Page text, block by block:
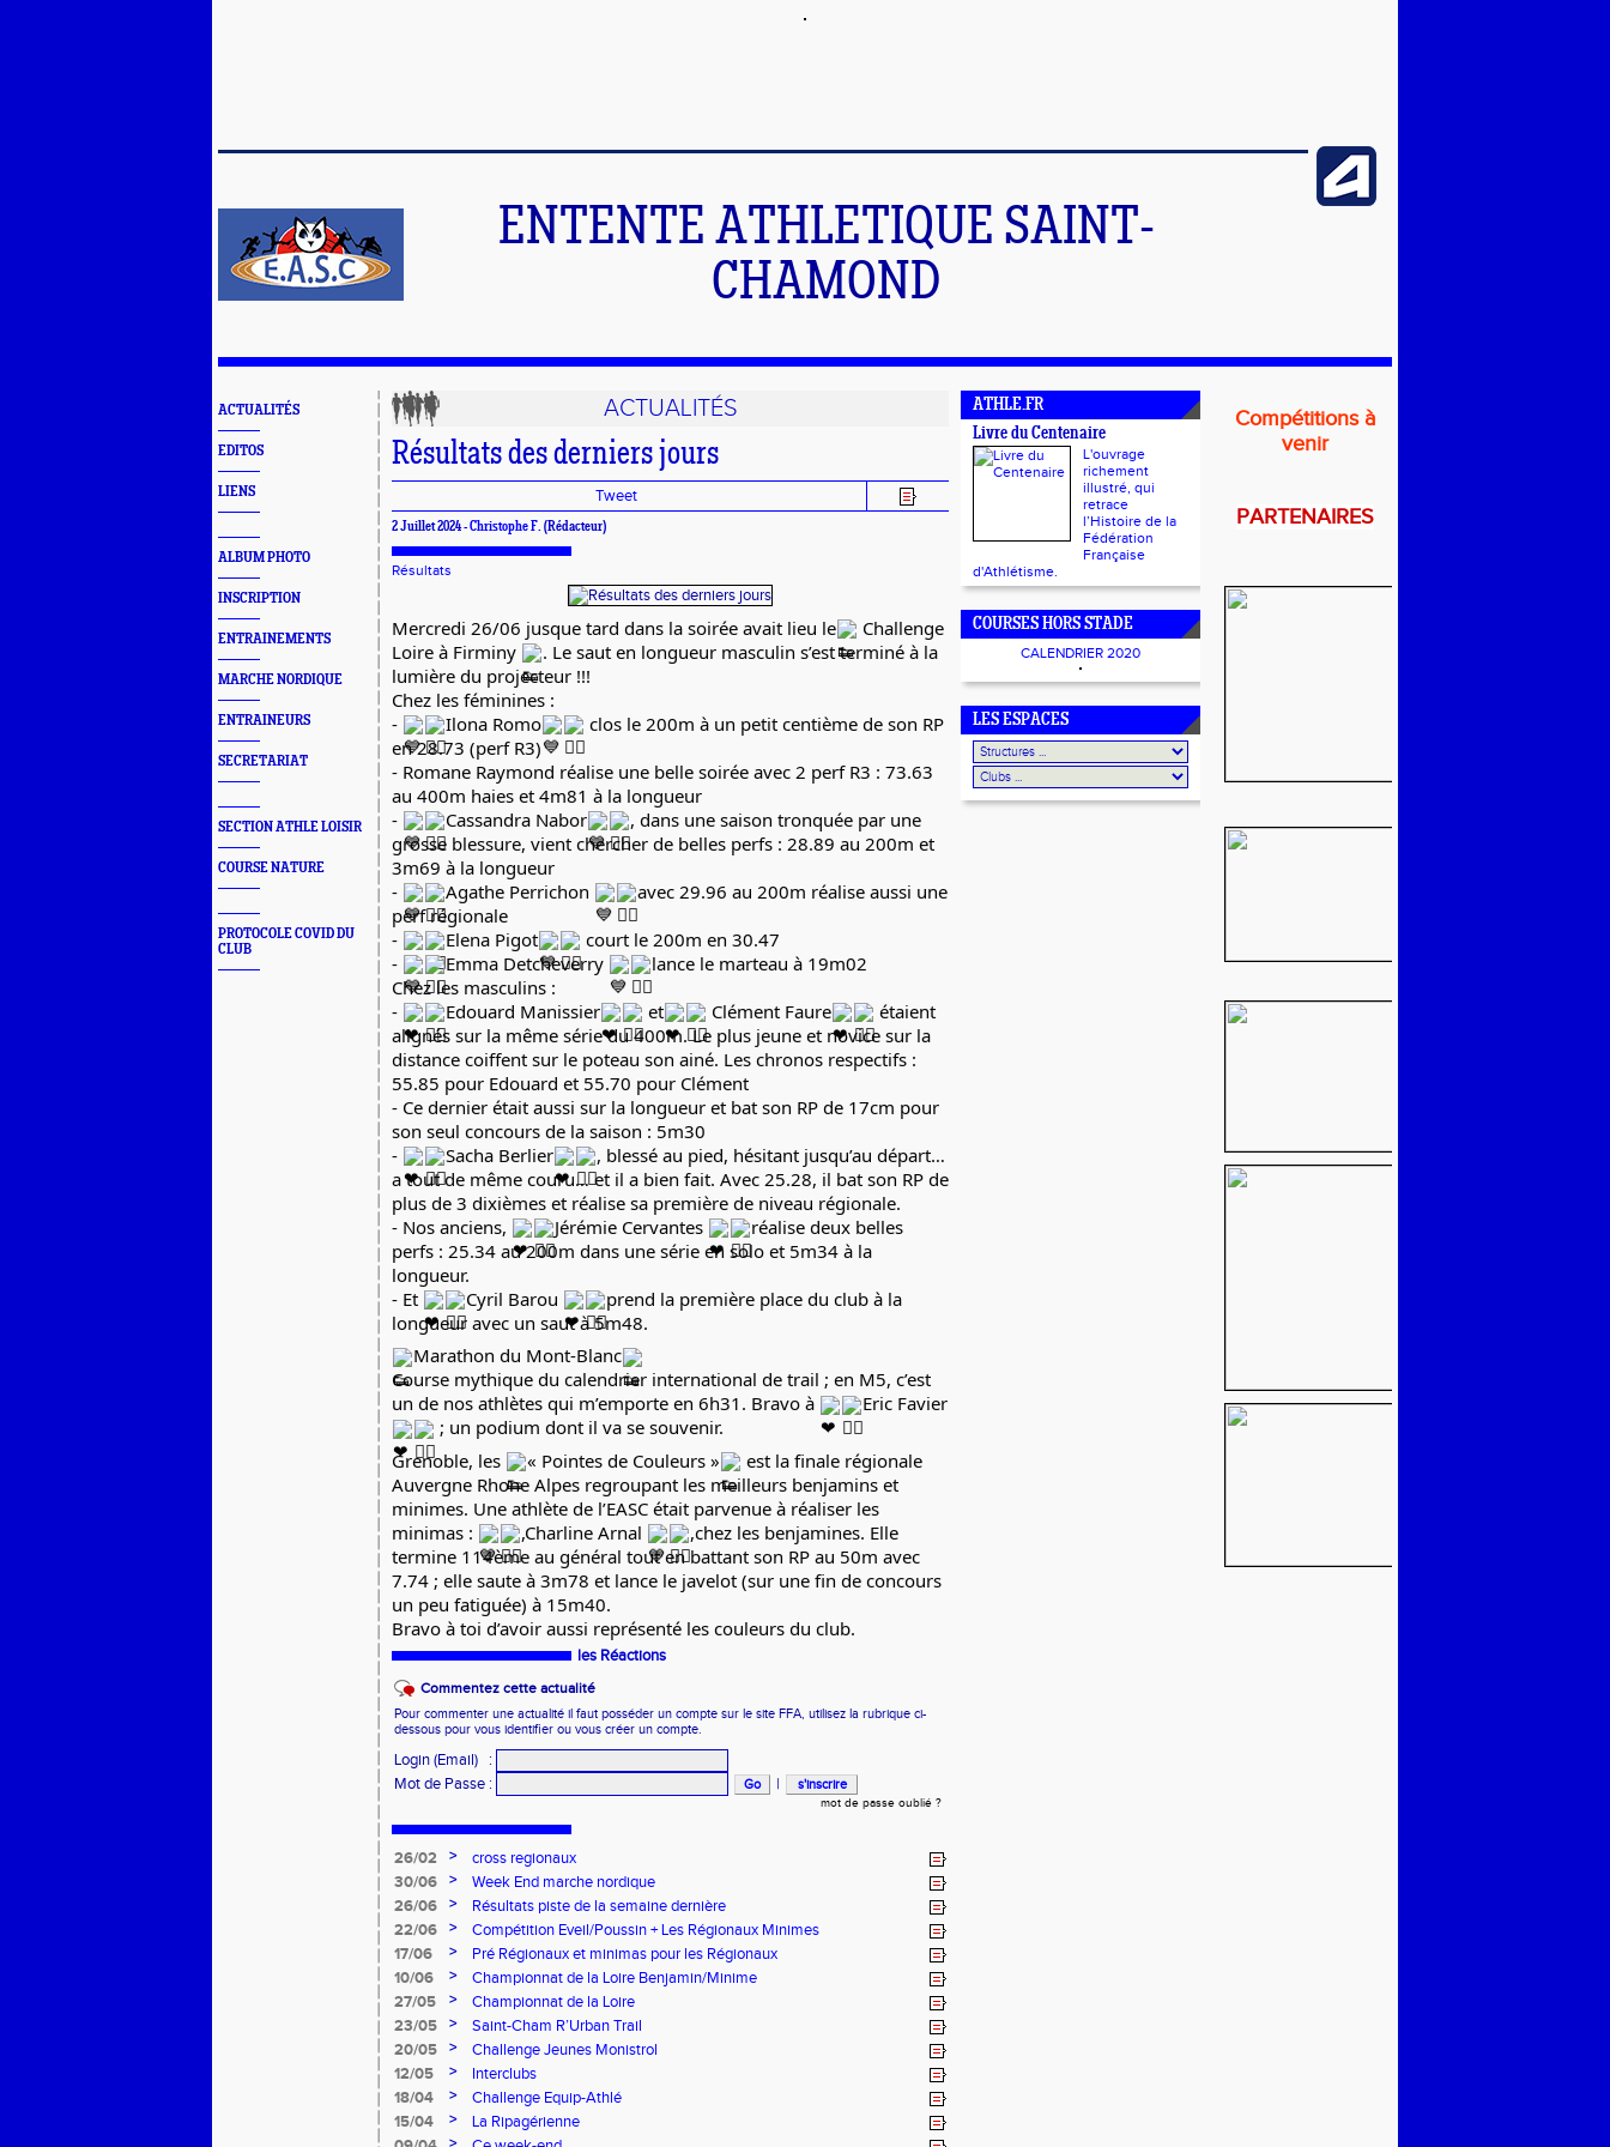
ENTENTE ATHLETIQUE SAINT-
CHAMOND
ACTUALITÉS
EDITOS
LIENS
ALBUM PHOTO
INSCRIPTION
ENTRAINEMENTS
MARCHE NORDIQUE
ENTRAINEURS
SECRETARIAT
SECTION ATHLE LOISIR
COURSE NATURE
PROTOCOLE COVID DU
CLUB
ACTUALITÉS
Résultats des derniers jours
Tweet
2 Juillet 2024 -Christophe F.(Rédacteur)
Résultats
Mercredi 26/06 jusque tard dans la soirée avait lieu le
Challenge
Loire à Firminy
. Le saut en longueur masculin s’est terminé à la
lumière du projecteur !!!
Chez les féminines :
-
Ilona Romo
clos le 200m à un petit centième de son RP
en 28.73 (perf R3)
- Romane Raymond réalise une belle soirée avec 2 perf R3 : 73.63
au 400m haies et 4m81 à la longueur
-
Cassandra Nabor
, dans une saison tronquée par une
grosse blessure, vient chercher de belles perfs : 28.89 au 200m et
3m69 à la longueur
-
Agathe Perrichon
avec 29.96 au 200m réalise aussi une
perf régionale
-
Elena Pigot
court le 200m en 30.47
-
Emma Detcheverry
lance le marteau à 19m02
Chez les masculins :
-
Edouard Manissier et Clément Faure
étaient
alignés sur la même série du 400m. Le plus jeune et novice sur la
distance coiffent sur le poteau son ainé. Les chronos respectifs :
55.85 pour Edouard et 55.70 pour Clément
- Ce dernier était aussi sur la longueur et bat son RP de 17cm pour
son seul concours de la saison : 5m30
-
Sacha Berlier
, blessé au pied, hésitant jusqu’au départ…
a tout de même couru… et il a bien fait. Avec 25.28, il bat son RP de
plus de 3 dixièmes et réalise sa première de niveau régionale.
- Nos anciens,
Jérémie Cervantes
réalise deux belles
perfs : 25.34 au 200m dans une série en solo et 5m34 à la
longueur.
- Et
Cyril Barou
prend la première place du club à la
longueur avec un saut à 5m48.
Marathon du Mont-Blanc
Course mythique du calendrier international de trail ; en M5, c’est
un de nos athlètes qui m’emporte en 6h31. Bravo à
Eric Favier
; un podium dont il va se souvenir.
Grenoble, les
« Pointes de Couleurs »
est la finale régionale
Auvergne Rhone Alpes regroupant les meilleurs benjamins et
minimes. Une athlète de l’EASC était parvenue à réaliser les
minimas :
,Charline Arnal
,chez les benjamines. Elle
termine 114ème au général tout en battant son RP au 50m avec
7.74 ; elle saute à 3m78 et lance le javelot (sur une fin de concours
un peu fatiguée) à 15m40.
Bravo à toi d’avoir aussi représenté les couleurs du club.
les Réactions
Commentez cette actualité
Pour commenter une actualité il faut posséder un compte sur le site FFA, utilisez la rubrique ci-
dessous pour vous identifier ou vous créer un compte.
Login (Email)
:
Mot de Passe : |
mot de passe oublié ?
26/02 >
cross regionaux
30/06
>
Week End marche nordique
26/06
>
Résultats piste de la semaine dernière
22/06
>
Compétition Eveil/Poussin + Les Régionaux Minimes
17/06
>
Pré Régionaux et minimas pour les Régionaux
10/06
>
Championnat de la Loire Benjamin/Minime
27/05
>
Championnat de la Loire
23/05
>
Saint-Cham R’Urban Trail
20/05
>
Challenge Jeunes Monistrol
12/05
>
Interclubs
18/04
>
Challenge Equip-Athlé
15/04
>
La Ripagérienne
>
ATHLE.FR
Livre du Centenaire
L'ouvrage
richement
illustré, qui
retrace
l’Histoire de la
Fédération
Française
d'Athlétisme.
COURSES HORS STADE
CALENDRIER 2020
LES ESPACES
Compétitions à
venir
PARTENAIRES